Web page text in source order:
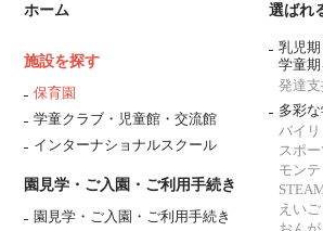
ホーム
施設を探す
保育園
学童クラブ・児童館・交流館
インターナショナルスクール
園見学・ご入園・ご利用手続き
園見学・ご入園・ご利用手続き
選ばれ
乳児
学童
発達
多彩
バイ
スポ
モン
えいご